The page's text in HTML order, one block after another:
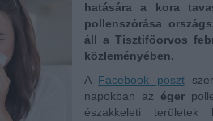
hatására a kora
pollenszórása
áll a Tisztifőorvos
közleményében.
A Facebook poszt
napokban az éger
északkeleti területek